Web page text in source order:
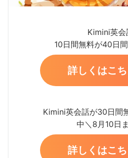
Kimini英会
10日間無料が40日
詳しくはこ
Kimini英会話が30日間
中＼8月10日
詳しくはこ